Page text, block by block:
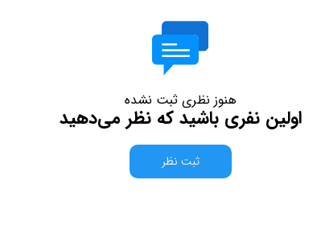
هنوز نظری ثبت نشده
اولین نفری باشید که نظر می‌دهید
ثبت نظر